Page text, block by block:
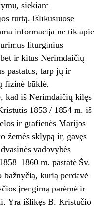
siekiant
turtą. Išlikusiuose
informacija ne tik apie
liturginius
ir kitus Nerimdaičių
pastatus, tarp jų ir
fizinė būklė.
kad iš Nerimdaičių kilęs
1853 / 1854 m. iš
ir grafienės Marijos
žemės sklypą ir, gavęs
vadovybės
m. pastatė Šv.
bažnyčią, kurią perdavė
įrengimą parėmė ir
Yra išlikęs B. Kristučio